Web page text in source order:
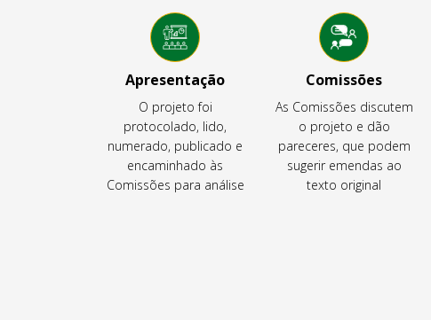
Apresentação
O projeto foi
protocolado, lido,
numerado, publicado e
encaminhado às
Comissões para análise
Comissões
As Comissões discutem
o projeto e dão
pareceres, que podem
sugerir emendas ao
texto original